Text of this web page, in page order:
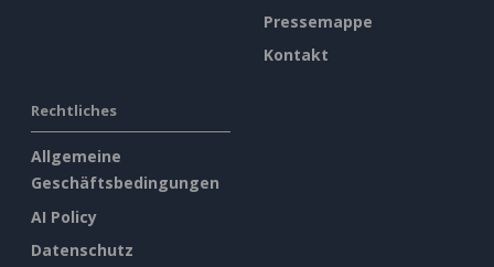
Pressemappe
Kontakt
Rechtliches
Allgemeine
Geschäftsbedingungen
AI Policy
Datenschutz